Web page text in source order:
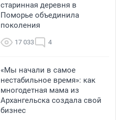
старинная деревня в
Поморье объединила
поколения
17 033 4
«Мы начали в самое
нестабильное время»: как
многодетная мама из
Архангельска создала свой
бизнес